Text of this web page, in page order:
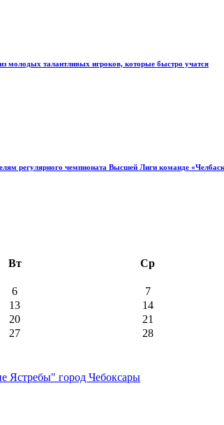
молодых талантливых игроков, которые быстро учатся
регулярного чемпионата Высшей Лиги команде
Вт Ср
6 7
13 14
20 21
27 28